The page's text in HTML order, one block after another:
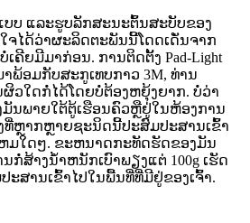
ບ ແລະຮູບລັກສະນະຕົ້ນສະບັບຂອງ
ຈໄດ້ວ່າຜະລິດຕະພັນນີ້ໂດດເດັ່ນຈາກ
ຄີຍມີມາກ່ອນ. ການຕິດຕັ້ງ Pad-Light
າພ້ອມກັບສະກູເທບກາວ 3M, ທ່ານ
ວໃດກໍ່ໄດ້ໂດຍບໍ່ຕ້ອງຫຍຸ້ງຍາກ. ບໍ່ວ່າ
ມັນພາຍໃຕ້ຕູ້ເຮືອນຄົວຫຼືຢູ່ໃນຫ້ອງການ
ທີ່ຫຼາກຫຼາຍຊະນິດນີ້ປະສົມປະສານເຂົ້າ
ມໃດໆ. ຂະຫນາດກະທັດຮັດຂອງມັນ
ນກໍ່ສ້າງນ້ໍາຫນັກເບົາພຽງແຕ່ 100g ເຮັດ
ສານເຂົ້າໄປໃນພື້ນທີ່ທີ່ມີຢູ່ຂອງເຈົ້າ.